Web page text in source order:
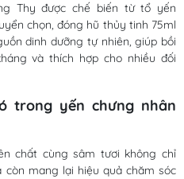
Thy được chế biến từ tổ yến
chọn, đóng hũ thủy tinh 75ml
dinh dưỡng tự nhiên, giúp bồi
và thích hợp cho nhiều đối
trong yến chưng nhân
chất cùng sâm tươi không chỉ
mang lại hiệu quả chăm sóc